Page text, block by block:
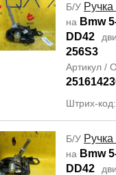
Б/У
на Bmw
DD42
256S3
Артикул /
Штрих-
Б/У
на Bmw
DD42